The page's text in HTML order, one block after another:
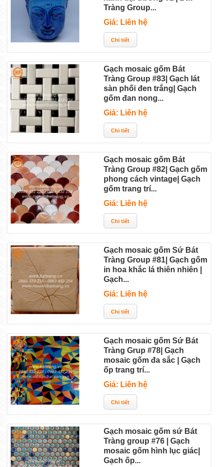
Tràng Group...
Giá: Liên hệ
Gạch mosaic gốm Bát
Tràng Group #83| Gạch lát
sàn phối đen trắng| Gạch
gốm đan nong...
Giá: Liên hệ
Gạch mosaic gốm Bát
Tràng Group #82| Gạch gốm
phong cách vintage| Gạch
gốm trang trí...
Giá: Liên hệ
Gạch mosaic gốm Sứ Bát
Tràng Group #81| Gạch gốm
in hoa khắc lá thiên nhiên |
Gạch...
Giá: Liên hệ
Gạch mosaic gốm Sứ Bát
Tràng Grup #78| Gạch
mosaic gốm đa sắc | Gạch
ốp trang trí...
Giá: Liên hệ
Gạch mosaic gốm sứ Bát
Tràng group #76 | Gạch
mosaic gốm hình lục giác|
Gạch ốp...